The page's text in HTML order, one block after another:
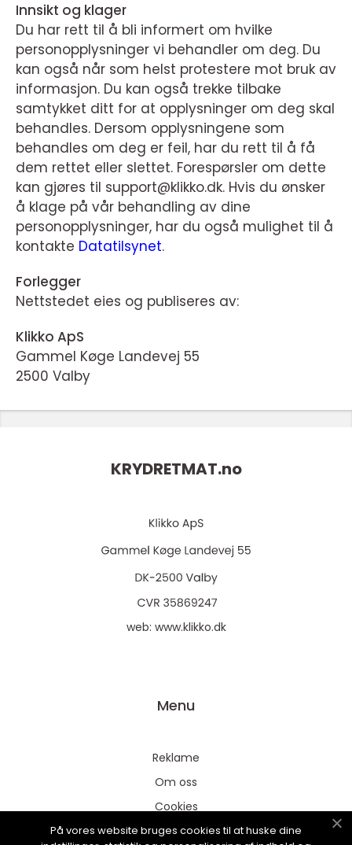
Innsikt og klager
Du har rett til å bli informert om hvilke
personopplysninger vi behandler om deg. Du
kan også når som helst protestere mot bruk av
informasjon. Du kan også trekke tilbake
samtykket ditt for at opplysninger om deg skal
behandles. Dersom opplysningene som
behandles om deg er feil, har du rett til å få
dem rettet eller slettet. Forespørsler om dette
kan gjøres til support@klikko.dk. Hvis du ønsker
å klage på vår behandling av dine
personopplysninger, har du også mulighet til å
kontakte Datatilsynet.
Forlegger
Nettstedet eies og publiseres av:
Klikko ApS
Gammel Køge Landevej 55
2500 Valby
KRYDRETMAT.no
web: www.klikko.dk
Menu
Reklame
Om oss
Cookies
Kontakt Oss
På vores website bruges cookies til at huske dine